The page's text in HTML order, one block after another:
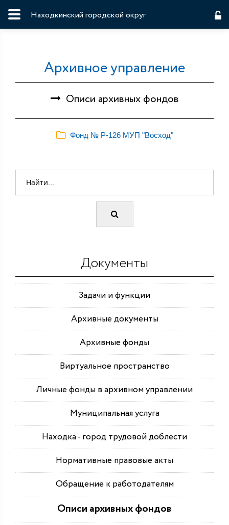
Находкинский городской округ
Архивное управление
Описи архивных фондов
Фонд № Р-126 МУП "Восход"
Документы
Задачи и функции
Архивные документы
Архивные фонды
Виртуальное пространство
Личные фонды в архивном управлении
Муниципальная услуга
Находка - город трудовой доблести
Нормативные правовые акты
Обращение к работодателям
Описи архивных фондов